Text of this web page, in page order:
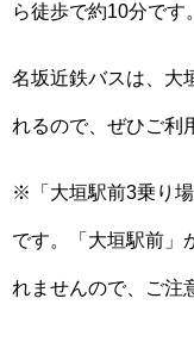
ら徒歩で約10分です。
名坂近鉄バスは、大
れるので、ぜひご利
※「大垣駅前3乗り
です。「大垣駅前」
れませんので、ご注